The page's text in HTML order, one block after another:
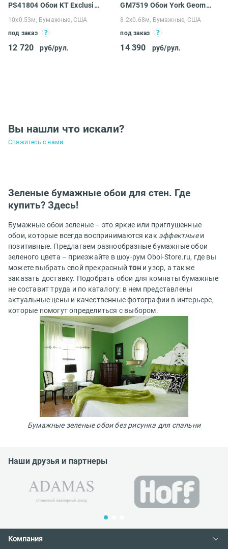
PS41804 Обои KT Exclusive Palm Springs
10х0.53м, Бумажные, США
под заказ
12 720 руб/рул.
GM7519 Обои York Geometric Resource Library
8.2х0.68м, Бумажные, США
под заказ
14 390 руб/рул.
Вы нашли что искали?
Свяжитесь с нами
Зеленые бумажные обои для стен. Где
купить? Здесь!
Бумажные обои зеленые – это яркие или приглушенные
обои, которые всегда воспринимаются как эффектныеи
позитивные. Предлагаем разнообразные бумажные обои
зеленого цвета – приезжайте в шоу-рум Oboi-Store.ru, где вы
можете выбрать свой прекрасныйтони узор, а также
заказать доставку. Подобрать обои для комнаты бумажные
не составит труда и по каталогу: в нем представлены
актуальные цены и качественные фотографии в интерьере,
которые помогут определиться с выбором.
Бумажные зеленые обои без рисунка для спальни
Наши друзья и партнеры
Компания